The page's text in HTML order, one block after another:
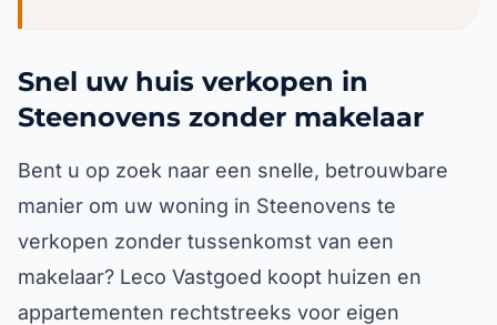
Snel uw huis verkopen in
Steenovens zonder makelaar
Bent u op zoek naar een snelle, betrouwbare
manier om uw woning in Steenovens te
verkopen zonder tussenkomst van een
makelaar? Leco Vastgoed koopt huizen en
appartementen rechtstreeks voor eigen